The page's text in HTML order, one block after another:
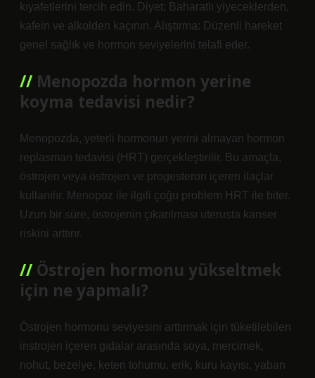
kıyafetlerini tercih edin. Diyet: Baharatlı yiyeceklerden,
kafein ve alkolden kaçının. Alıştırma: Düzenli hareket
genel sağlık ve hormon seviyelerini telafi eder.
Menopozda hormon yerine
koyma tedavisi nedir?
Menopozda, yeterli hormonun yerini almayan hormon
replasman tedavisi (HRT) gerçekleştirilir. Bu amaçla,
östrojen veya östrojen ve progesteron içeren ilaçlar
kullanılır. Menopoz ile ilgili çoğu problem HRT ile biter.
Uzun bir süre, östrojenin çıkarılması uterusta kanser
riskini arttırır.
Östrojen hormonu yükseltmek
için ne yapmalı?
Östrojen hormonu seviyesini arttırmak için tüketilebilen
instrojen içeren gıdalar arasında soya, mercimek,
nohut, bezelye, keten tohumu, erik, kuru kayısı, yaban